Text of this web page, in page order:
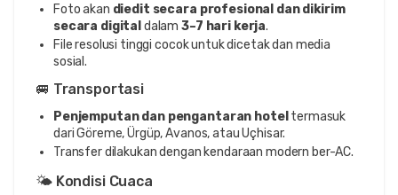
Foto akan diedit secara profesional dan dikirim
secara digital dalam3–7 hari kerja.
File resolusi tinggi cocok untuk dicetak dan media
sosial.
🚐 Transportasi
Penjemputan dan pengantaran hotel termasuk
dari Göreme, Ürgüp, Avanos, atau Uçhisar.
Transfer dilakukan dengan kendaraan modern ber-AC.
🌤️ Kondisi Cuaca